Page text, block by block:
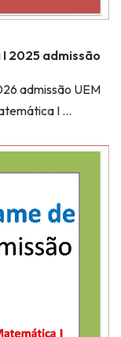
2025 admissão
admissão UEM
I …